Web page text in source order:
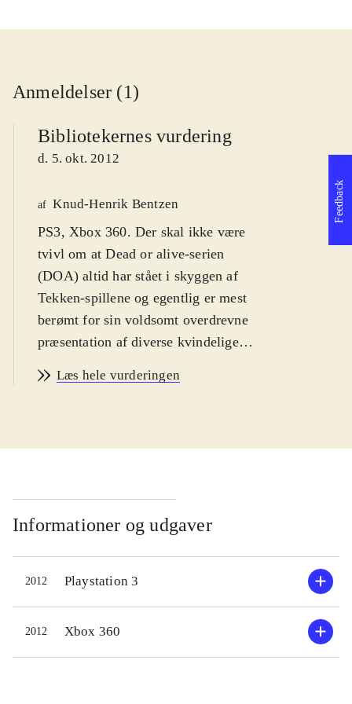
Anmeldelser (1)
Bibliotekernes vurdering
d. 5. okt. 2012
af Knud-Henrik Bentzen
PS3, Xbox 360. Der skal ikke være
tvivl om at Dead or alive-serien
(DOA) altid har stået i skyggen af
Tekken-spillene og egentlig er mest
berømt for sin voldsomt overdrevne
præsentation af diverse kvindelige
været en sejlivet serie som nu er nået
jeg så ikke. Pegi er 16 men 12+ er
Vi er i velkendt beat 'em up
territorium her, og selvom blikfanget
stadig handler om fornævnte
kropsdele så skjuler der sig et
fremragende kampsystem herunder.
DOA giver både novicen og den
erfarne en masse at tage sig til. Det
Læs hele vurderingen
Informationer og udgaver
2012 Playstation 3
2012 Xbox 360
Feedback